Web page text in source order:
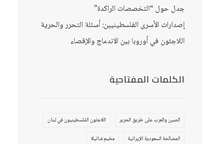
جدل حول “التخصصات الراكدة”
إصدارات الأسرى الفلسطينيين: أسئلة التحرر والحرية
اللاجئون في أوروبا بين الاندماج والإقصاء
الكلمات المفتاحية
الصين والعرب على طريق الحرير
اللاجئون الفلسطينيون في لبنان
المصالحة السعودية الإيرانية
مخيم شاتيلا